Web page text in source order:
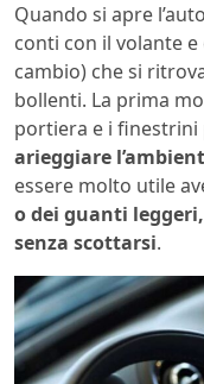
Quando si apre
conti con il volante
cambio) che si
bollenti. La prima
portiera e i
arieggiare
essere molto utile
o dei guanti
senza scottarsi.